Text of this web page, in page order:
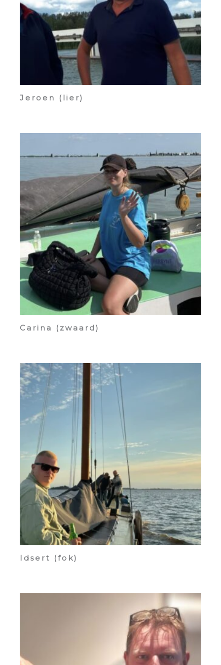
Jeroen (lier)
Carina (zwaard)
Idsert (fok)